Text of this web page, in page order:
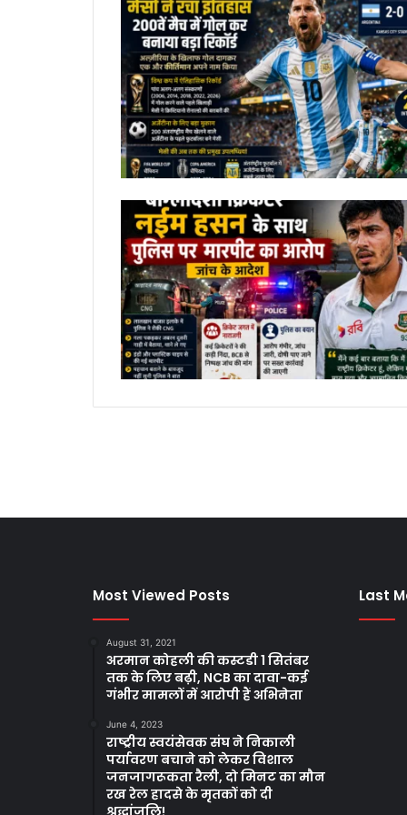
Most Viewed Posts
August 31, 2021
अरमान कोहली की कस्टडी 1 सितंबर
तक के लिए बढ़ी, NCB का दावा-कई
गंभीर मामलों में आरोपी हैं अभिनेता
June 4, 2023
राष्ट्रीय स्वयंसेवक संघ ने निकाली
पर्यावरण बचाने को लेकर विशाल
जनजागरूकता रैली, दो मिनट का मौन
रख रेल हादसे के मृतकों को दी
Last